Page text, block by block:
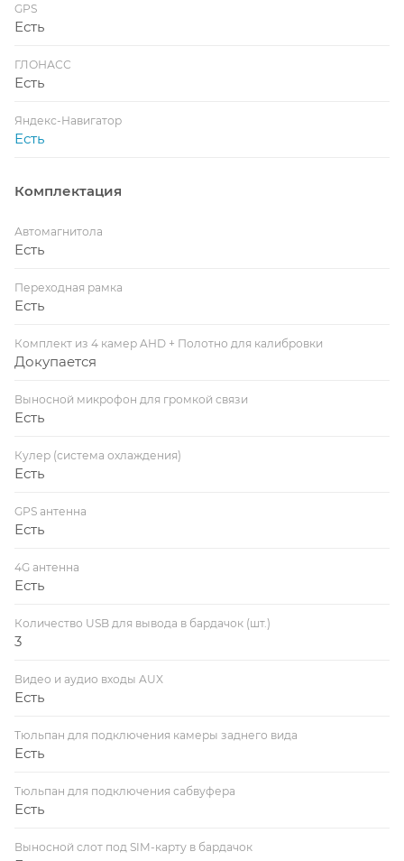
GPS
Есть
ГЛОНАСС
Есть
Яндекс-Навигатор
Есть
Комплектация
Автомагнитола
Есть
Переходная рамка
Есть
Комплект из 4 камер AHD + Полотно для калибровки
Докупается
Выносной микрофон для громкой связи
Есть
Кулер (система охлаждения)
Есть
GPS антенна
Есть
4G антенна
Есть
Количество USB для вывода в бардачок (шт.)
3
Видео и аудио входы AUX
Есть
Тюльпан для подключения камеры заднего вида
Есть
Тюльпан для подключения сабвуфера
Есть
Выносной слот под SIM-карту в бардачок